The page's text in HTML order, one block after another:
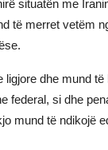
situatën me
të merret vetëm
dhe mund
federal, si dhe
mund të ndikojë